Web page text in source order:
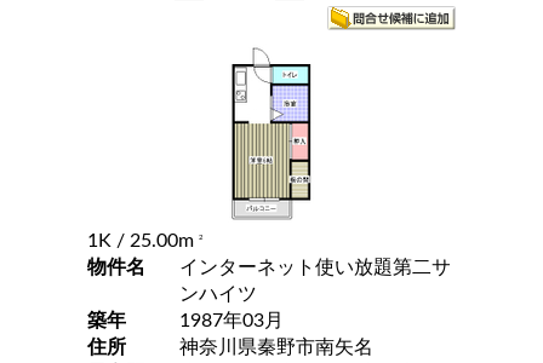
1K / 25.00m 2
物件名
インターネット使い放題第二サ
ンハイツ
築年
1987年03月
住所
神奈川県秦野市南矢名